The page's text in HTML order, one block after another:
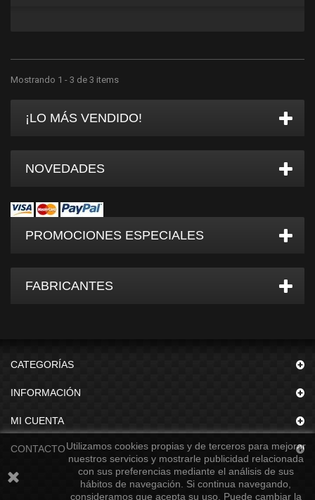
Mostrando 1 - 3 de 3 items
¡LO MÁS VENDIDO!
NOVEDADES
PROMOCIONES ESPECIALES
FABRICANTES
CATEGORÍAS
INFORMACIÓN
MI CUENTA
CONTACTOUtilizamos cookies propias y de terceros para mejorar
nuestros servicios y mostrarle publicidad relacionada
con sus preferencias mediante el análisis de sus
hábitos de navegación. Si continua navegando,
consideramos que acepta su uso. Puede cambiar la